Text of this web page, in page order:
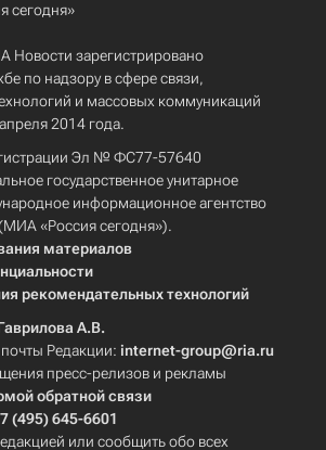
сегодня»
Новости зарегистрировано
по надзору в сфере связи,
и массовых коммуникаций
2014 года.
Эл № ФС77-57640
государственное унитарное
информационное агентство
«Россия сегодня»).
материалов
рекомендательных технологий
А.В.
Редакции: internet-group@ria.ru
пресс-релизов и рекламы
обратной связи
7 (495) 645-6601
или сообщить обо всех